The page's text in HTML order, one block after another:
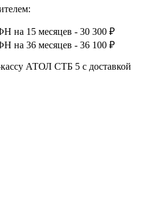
15 месяцев - 30 300 ₽
36 месяцев - 36 100 ₽
АТОЛ СТБ 5 с доставкой